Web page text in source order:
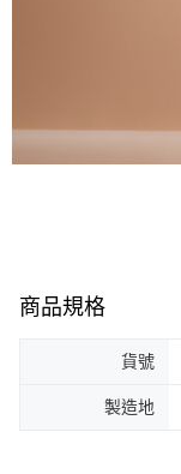
商品規格
貨號
製造地